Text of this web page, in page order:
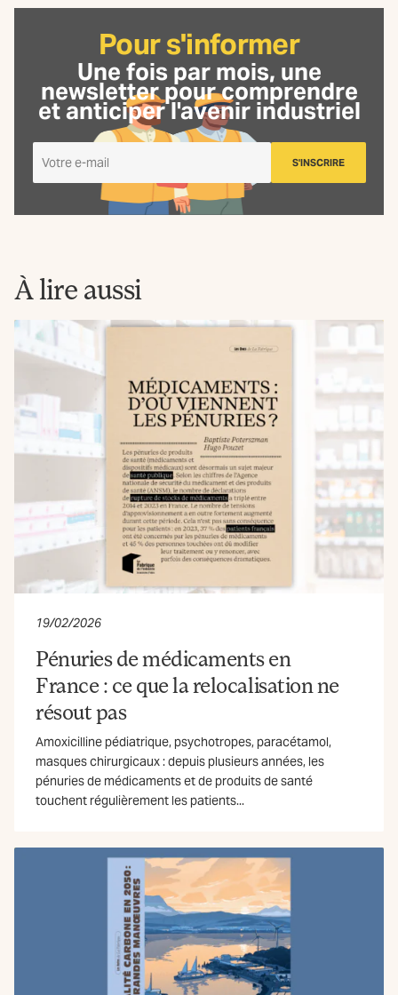
Pour s'informer
Une fois par mois, une
newsletterpour comprendre
et anticiper l'avenir industriel
m'inscris
à
S'INSCRIRE
À lire aussi
19/02/2026
Pénuries de médicaments en
France : ce que la relocalisation ne
résout pas
Amoxicilline pédiatrique, psychotropes, paracétamol,
masques chirurgicaux : depuis plusieurs années, les
pénuries de médicaments et de produits de santé
touchent régulièrement les patients...